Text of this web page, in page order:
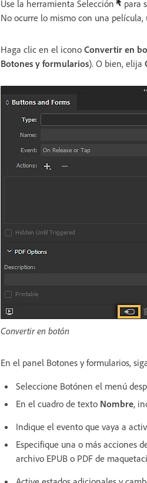
Use la herramienta Selección
para
No ocurre lo mismo con una película,
Haga clic en el icono Convertir en
Botones y formularios). O bien, elija
Convertir en botón
En el panel Botones y formularios,
Seleccione Botónen el menú
En el cuadro de texto Nombre,
Indique el evento que vaya a
Especifique una o más acciones
archivo EPUB o PDF de